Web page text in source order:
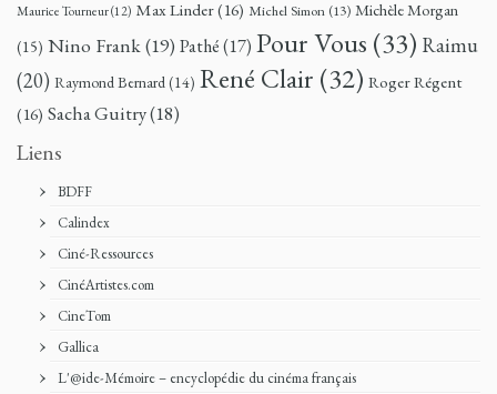
Maurice Tourneur(12) Max Linder(16) Michel Simon (13) Michèle Morgan
(15) Nino Frank(19) Pathé(17) Pour Vous (33) Raimu
(20) Raymond Bernard(14) René Clair (32) Roger Régent
(16) Sacha Guitry(18)
Liens
BDFF
Calindex
Ciné-Ressources
CinéArtistes.com
CineTom
Gallica
L'@ide-Mémoire – encyclopédie du cinéma français